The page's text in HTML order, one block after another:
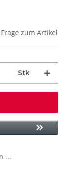
Frage zum Artikel
Stk
...